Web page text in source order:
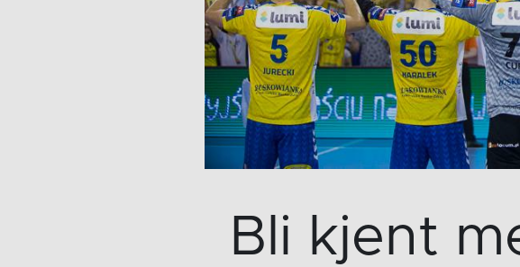
Bli kjent